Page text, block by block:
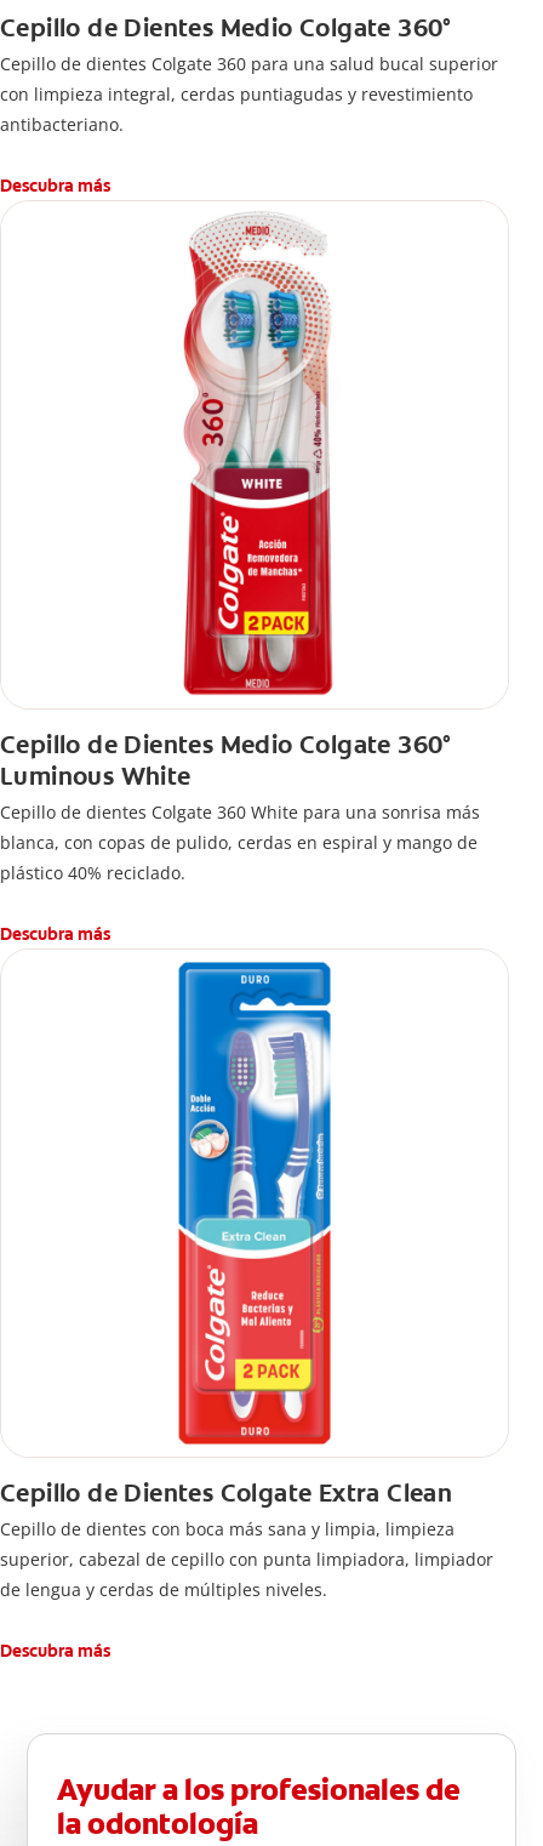
Cepillo de Dientes Medio Colgate 360°
Cepillo de dientes Colgate 360 ​​para una salud bucal superior
con limpieza integral, cerdas puntiagudas y revestimiento
antibacteriano.
Descubra más
Cepillo de Dientes Medio Colgate 360°
Luminous White
Cepillo de dientes Colgate 360 White para una sonrisa más
blanca, con copas de pulido, cerdas en espiral y mango de
plástico 40% reciclado.
Descubra más
Cepillo de Dientes Colgate Extra Clean
Cepillo de dientes con boca más sana y limpia, limpieza
superior, cabezal de cepillo con punta limpiadora, limpiador
de lengua y cerdas de múltiples niveles.
Descubra más
Ayudar a los profesionales de
la odontología